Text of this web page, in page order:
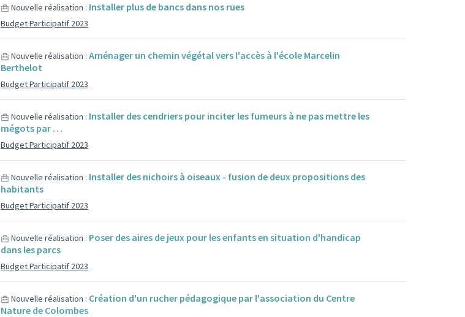
Nouvelle réalisation : Installer plus de bancs dans nos rues
Budget Participatif 2023
Nouvelle réalisation : Aménager un chemin végétal vers l'accès à l'école Marcelin
Berthelot
Budget Participatif 2023
Nouvelle réalisation : Installer des cendriers pour inciter les fumeurs à ne pas mettre les
mégots par …
Budget Participatif 2023
Nouvelle réalisation : Installer des nichoirs à oiseaux - fusion de deux propositions des
habitants
Budget Participatif 2023
Nouvelle réalisation : Poser des aires de jeux pour les enfants en situation d'handicap
dans les parcs
Budget Participatif 2023
Nouvelle réalisation : Création d'un rucher pédagogique par l'association du Centre
Nature de Colombes